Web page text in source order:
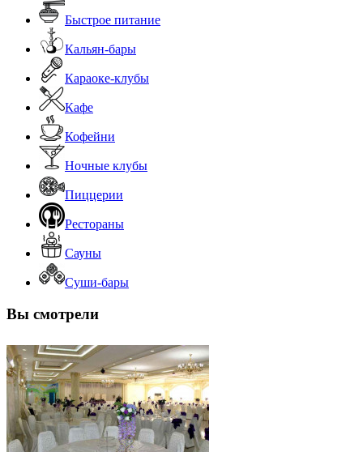
Быстрое питание
Кальян-бары
Караоке-клубы
Кафе
Кофейни
Ночные клубы
Пиццерии
Рестораны
Сауны
Суши-бары
Вы смотрели